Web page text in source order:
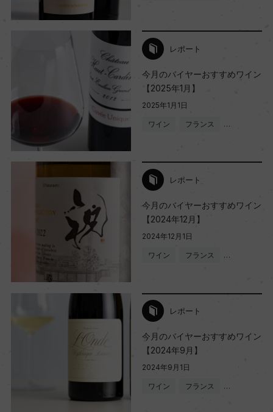
レポート
今月のバイヤーおすすめワイン
【2025年1月】
2025年1月1日
ワイン フランス …
レポート
今月のバイヤーおすすめワイン
【2024年12月】
2024年12月1日
ワイン フランス …
レポート
今月のバイヤーおすすめワイン
【2024年9月】
2024年9月1日
ワイン フランス …